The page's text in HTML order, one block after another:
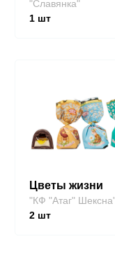
"Славянка"
1шт
Цветы жизни
"КФ "Атаг"
2шт